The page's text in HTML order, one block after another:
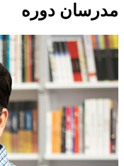
مدرسان دوره